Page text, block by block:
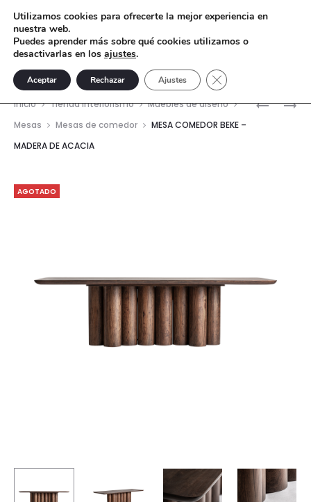
MESA
BARRA
Inicio Tienda interiorismo
Muebles de diseño
Mesas
Mesas de comedor
MESA COMEDOR BEKE –
MADERA DE ACACIA
AGOTADO
Utilizamos cookies para ofrecerte la mejor experiencia en
nuestra web.
Puedes aprender más sobre qué cookies utilizamos o
desactivarlas en los ajustes.
Aceptar Rechazar Ajustes Cerrar el banner de